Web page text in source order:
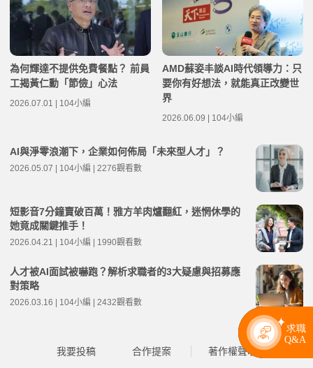
為何輝達不提供免費餐點？ 前員
工揭黃仁勳「節儉」心法
2026.07.01 | 104小編
AMD蘇姿丰談AI時代領導力：只
要你有好想法，就能真正改變世
界
2026.06.09 | 104小編
AI與淨零浪潮下，企業如何佈局「未來型人才」？
2026.05.07 | 104小編 | 2276觀看數
短影音7分鐘賣破百萬！雅方羊肉爐翻紅，迷惘休學的
她竟成關鍵推手！
2026.04.21 | 104小編 | 1990觀看數
人才被AI面試被嚇跑？解析求職者的3大疑慮與招募應
對策略
2026.03.16 | 104小編 | 2432觀看數
我要投稿 合作提案 著作權聲明